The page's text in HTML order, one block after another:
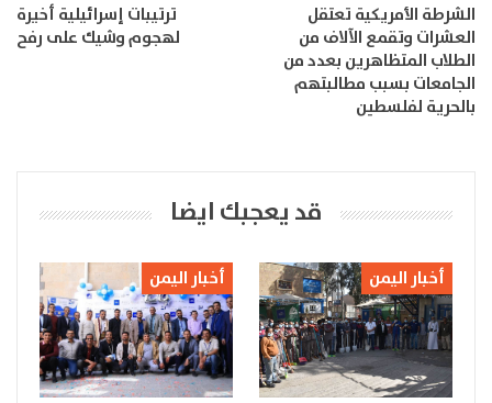
الشرطة الأمريكية تعتقل
العشرات وتقمع الآلاف من
الطلاب المتظاهرين بعدد من
الجامعات بسبب مطالبتهم
بالحرية لفلسطين
ترتيبات إسرائيلية أخيرة
لهجوم وشيك على رفح
قد يعجبك ايضا
أخبار اليمن أخبار اليمن